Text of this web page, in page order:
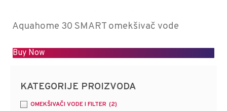
Aquahome 30 SMART omekšivač vode
Buy Now
KATEGORIJE PROIZVODA
OMEKŠIVAČI VODE I FILTER (2)